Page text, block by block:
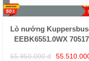
Lò nướng
EEBK6551.0WX
65.950.000 đ